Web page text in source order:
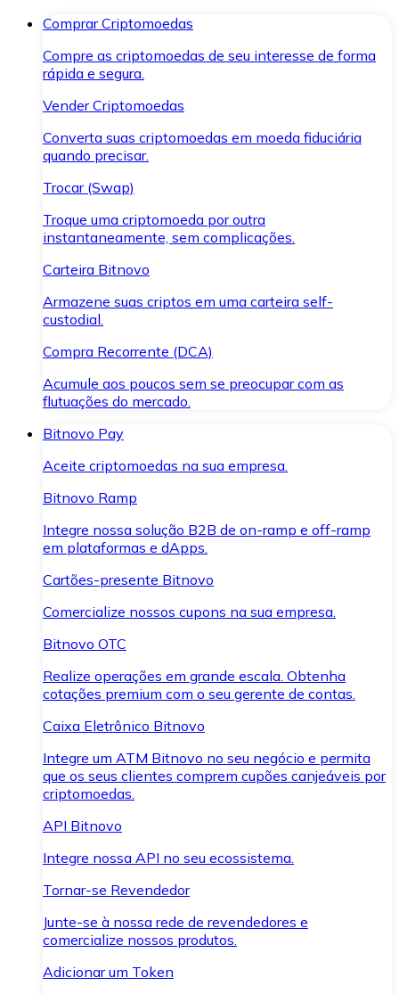
Comprar Criptomoedas
Compre as criptomoedas de seu interesse de forma
rápida e segura.
Vender Criptomoedas
Converta suas criptomoedas em moeda fiduciária
quando precisar.
Trocar (Swap)
Troque uma criptomoeda por outra
instantaneamente, sem complicações.
Carteira Bitnovo
Armazene suas criptos em uma carteira self-
custodial.
Compra Recorrente (DCA)
Acumule aos poucos sem se preocupar com as
flutuações do mercado.
Bitnovo Pay
Aceite criptomoedas na sua empresa.
Bitnovo Ramp
Integre nossa solução B2B de on-ramp e off-ramp
em plataformas e dApps.
Cartões-presente Bitnovo
Comercialize nossos cupons na sua empresa.
Bitnovo OTC
Realize operações em grande escala. Obtenha
cotações premium com o seu gerente de contas.
Caixa Eletrônico Bitnovo
Integre um ATM Bitnovo no seu negócio e permita
que os seus clientes comprem cupões canjeáveis por
criptomoedas.
API Bitnovo
Integre nossa API no seu ecossistema.
Tornar-se Revendedor
Junte-se à nossa rede de revendedores e
comercialize nossos produtos.
Adicionar um Token